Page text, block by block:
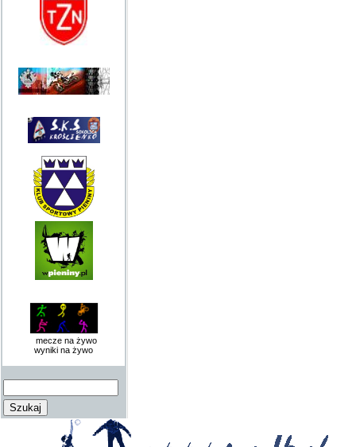
mecze na żywo
wyniki na żywo